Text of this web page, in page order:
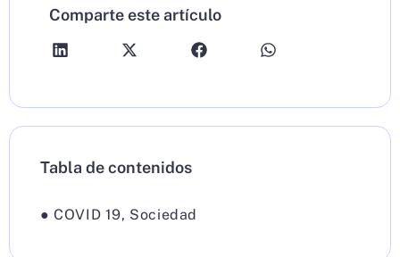
Comparte este artículo
Tabla de contenidos
● COVID 19, Sociedad